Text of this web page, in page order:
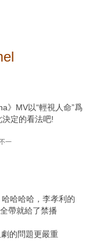
》MV以“輕視人命”爲
定的看法吧!
哈哈哈，李孝利的
帶就給了禁播
的問題更嚴重